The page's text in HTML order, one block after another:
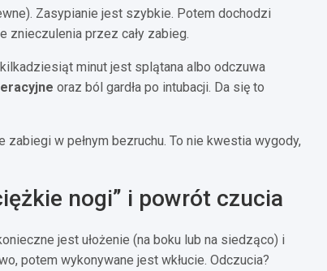
Zasypianie jest szybkie. Potem dochodzi
znieczulenia przez cały zabieg.
minut jest splątana albo odczuwa
oraz ból gardła po intubacji. Da się to
zabiegi w pełnym bezruchu. To nie kwestia wygody,
nogi” i powrót czucia
jest ułożenie (na boku lub na siedząco) i
potem wykonywane jest wkłucie. Odczucia?